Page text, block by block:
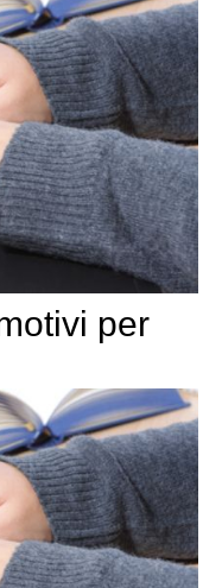
per